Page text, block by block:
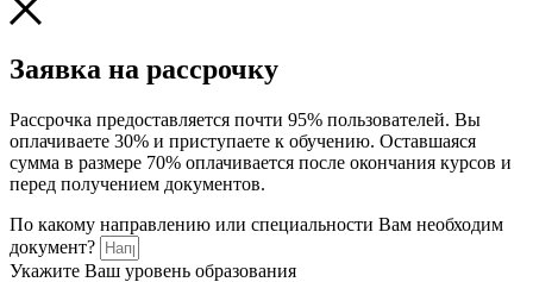
Заявка на рассрочку
Рассрочка предоставляется почти 95% пользователей. Вы
оплачиваете 30% и приступаете к обучению. Оставшаяся
сумма в размере 70% оплачивается после окончания курсов и
перед получением документов.
По какому направлению или специальности Вам необходим
документ?
Укажите Ваш уровень образования